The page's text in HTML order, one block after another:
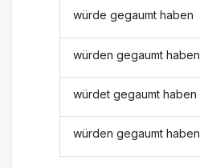
würde gegaumt haben
würden gegaumt haben
würdet gegaumt haben
würden gegaumt haben